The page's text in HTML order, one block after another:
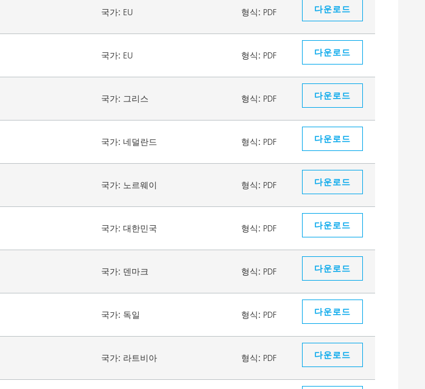
국가: EU 형식: PDF 다운로드
국가: EU 형식: PDF 다운로드
국가: 그리스 형식: PDF 다운로드
국가: 네덜란드 형식: PDF 다운로드
국가: 노르웨이 형식: PDF 다운로드
국가: 대한민국 형식: PDF 다운로드
국가: 덴마크 형식: PDF 다운로드
국가: 독일 형식: PDF 다운로드
국가: 라트비아 형식: PDF 다운로드